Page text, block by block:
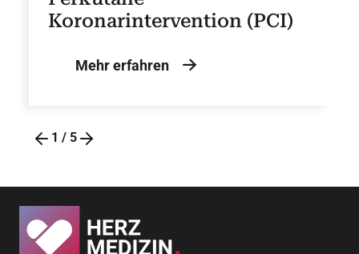
Koronarintervention (PCI)
Mehr erfahren
1 / 5